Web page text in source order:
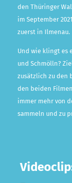
den Thüringer
im September
zuerst in Ilmenau.
Und wie klingt es
und Schmölln?
zusätzlich zu den
den beiden
immer mehr von
sammeln und zu